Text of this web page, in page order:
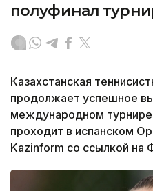
полуфинал
Казахстанская
продолжает успешное
международном
проходит в испанском
Kazinform со ссылкой на